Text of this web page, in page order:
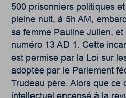
500 prisonniers politiques
pleine nuit, à 5h AM,
sa femme Pauline Julien,
numéro 13 AD 1. Cette
est permise par la Loi sur
adoptée par le Parlement
Trudeau père. Alors que ce